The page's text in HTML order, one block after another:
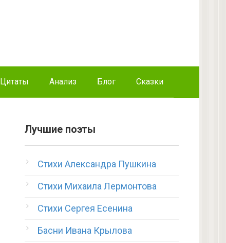
Цитаты Анализ Блог Сказки
Лучшие поэты
Стихи Александра Пушкина
Стихи Михаила Лермонтова
Стихи Сергея Есенина
Басни Ивана Крылова